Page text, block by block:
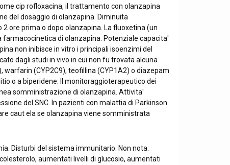
cip rofloxacina, il trattamento con olanzapina
del dosaggio di olanzapina. Diminuita
ore prima o dopo olanzapina. La fluoxetina (un
di olanzapina. Potenziale capacita'
non inibisce in vitro i principali isoenzimi del
dagli studi in vivo in cui non fu trovata alcuna
(CYP2C9), teofillina (CYP1A2) o diazepam
o a biperidene. Il monitoraggioterapeutico dei
somministrazione di olanzapina. Attivita'
del SNC. In pazienti con malattia di Parkinson
caut ela se olanzapina viene somministrata
Disturbi del sistema immunitario. Non nota:
aumentati livelli di glucosio, aumentati